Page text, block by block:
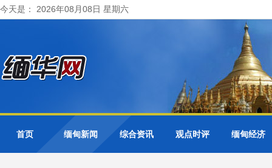
今天是： 2026年08月08日 星期六
首页 缅甸新闻 综合资讯 观点时评 缅甸经济